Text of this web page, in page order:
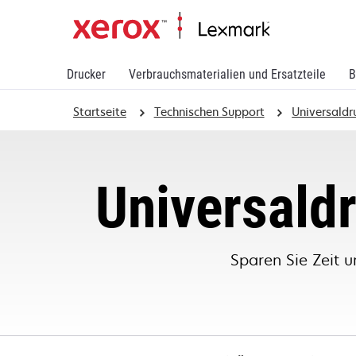
Drucker Verbrauchsmaterialien und Ersatzteile
Startseite Technischen Support
Sparen Sie Zeit